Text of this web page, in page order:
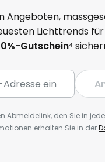
Angeboten,
Lichttrends für
Gutschein⁴
Abmeldelink, den Sie in
erhalten Sie in der